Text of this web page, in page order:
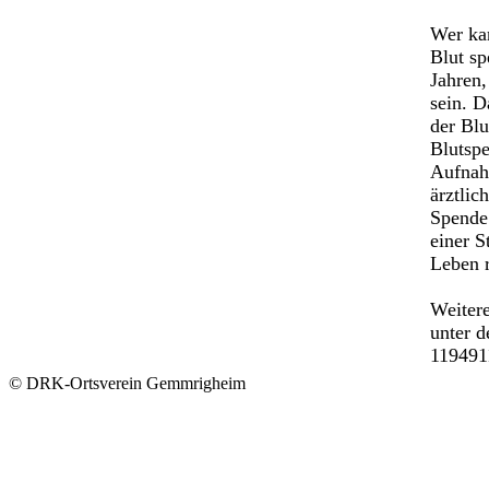
Wer
Blut
sein.
der
einer
Leben
unter
© DRK-Ortsverein Gemmrigheim